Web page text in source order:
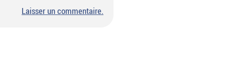
Laisser un commentairesur
.